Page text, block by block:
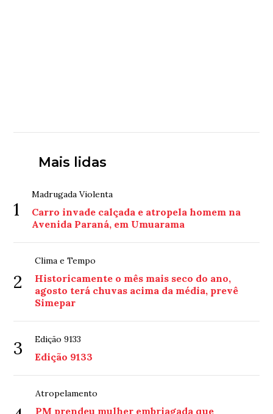
Mais lidas
1
Madrugada Violenta
Carro invade calçada e atropela homem na
Avenida Paraná, em Umuarama
2
Clima e Tempo
Historicamente o mês mais seco do ano,
agosto terá chuvas acima da média, prevê
Simepar
3 Edição 9133
Edição 9133
Atropelamento
PM prendeu mulher embriagada que